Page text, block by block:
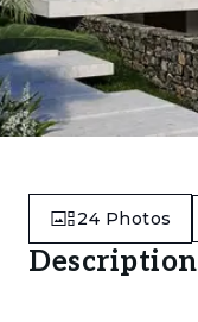
24 Photos
Description